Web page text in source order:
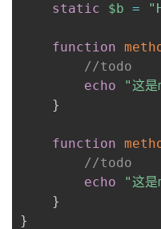
static
$b =
function
//todo
echo
"这
}
function
//todo
echo
"这
}
}